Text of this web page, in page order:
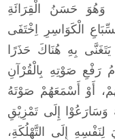
وَهُوَ حَسَنُ الْقِرَائَةِ
الْكَوَاسِرِ اِخْتَفَى
بِهِ هُنَاكَ حَذَرًا
رَفْعِ صَوْتِهِ بِالْقُرْآنِ
أَوْ أَسْمَعَهُمْ صَوْتَهُ
وَسَارَعُوْا إِلَى تَمْزِيْقِ
إِلَى التَّهْلُكَةِ،